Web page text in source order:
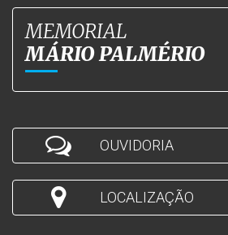
MEMORIAL
MÁRIO PALMÉRIO
OUVIDORIA
LOCALIZAÇÃO